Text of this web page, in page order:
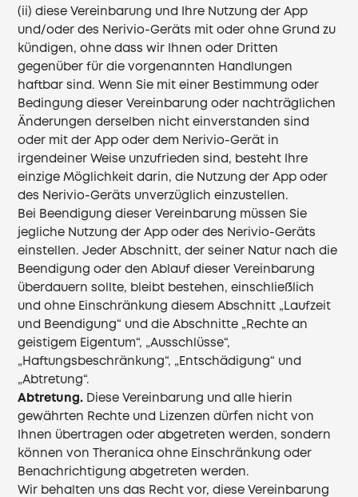
(ii) diese Vereinbarung und Ihre Nutzung der App
und/oder des Nerivio-Geräts mit oder ohne Grund zu
kündigen, ohne dass wir Ihnen oder Dritten
gegenüber für die vorgenannten Handlungen
haftbar sind. Wenn Sie mit einer Bestimmung oder
Bedingung dieser Vereinbarung oder nachträglichen
Änderungen derselben nicht einverstanden sind
oder mit der App oder dem Nerivio-Gerät in
irgendeiner Weise unzufrieden sind, besteht Ihre
einzige Möglichkeit darin, die Nutzung der App oder
des Nerivio-Geräts unverzüglich einzustellen.
Bei Beendigung dieser Vereinbarung müssen Sie
jegliche Nutzung der App oder des Nerivio-Geräts
einstellen. Jeder Abschnitt, der seiner Natur nach die
Beendigung oder den Ablauf dieser Vereinbarung
überdauern sollte, bleibt bestehen, einschließlich
und ohne Einschränkung diesem Abschnitt „Laufzeit
und Beendigung“ und die Abschnitte „Rechte an
geistigem Eigentum“, „Ausschlüsse“,
„Haftungsbeschränkung“, „Entschädigung“ und
„Abtretung“.
Abtretung. Diese Vereinbarung und alle hierin
gewährten Rechte und Lizenzen dürfen nicht von
Ihnen übertragen oder abgetreten werden, sondern
können von Theranica ohne Einschränkung oder
Benachrichtigung abgetreten werden.
Wir behalten uns das Recht vor, diese Vereinbarung